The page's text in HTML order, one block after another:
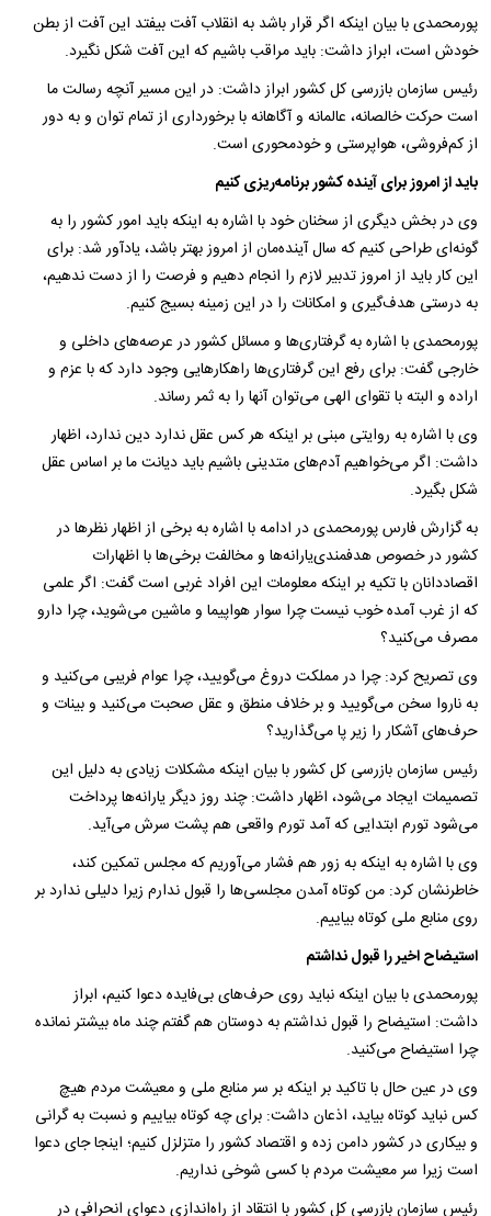
پورمحمدی با بیان اینکه اگر قرار باشد به انقلاب آفت بیفتد این آفت از بطن
خودش است،‌ ابراز داشت: باید مراقب باشیم که این آفت شکل نگیرد.
رئیس سازمان بازرسی کل کشور ابراز داشت: در این مسیر آنچه رسالت ما
است حرکت خالصانه، عالمانه و آگاهانه با برخورداری از تمام توان و به دور
از کم‌فروشی، هواپرستی و خودمحوری است.
باید از امروز برای آینده کشور برنامه‌ریزی کنیم
وی در بخش دیگری از سخنان خود با اشاره به اینکه باید امور کشور را به
گونه‌ای طراحی کنیم که سال آینده‌مان از امروز بهتر باشد، یادآور شد: برای
این کار باید از امروز تدبیر لازم را انجام دهیم و فرصت را از دست ندهیم،
به درستی هدف‌گیری و امکانات را در این زمینه بسیج کنیم.
پورمحمدی با اشاره به گرفتاری‌ها و مسائل کشور در عرصه‌‌های داخلی و
خارجی گفت: برای رفع این گرفتاری‌ها راهکار‌هایی وجود دارد که با عزم و
اراده و البته با تقوای الهی می‌توان آنها را به ثمر رساند.
وی با اشاره به روایتی مبنی بر اینکه هر کس عقل ندارد دین ندارد، اظهار
داشت: اگر می‌خواهیم آدم‌های متدینی باشیم باید دیانت ما بر اساس عقل
شکل بگیرد.
به گزارش فارس پورمحمدی در ادامه با اشاره به برخی از اظهار نظر‌ها در
کشور در خصوص هدفمندی‌یارانه‌ها و مخالفت برخی‌ها با اظهارات
اقصاد‌دانان با تکیه بر اینکه معلومات این افراد غربی است گفت: اگر علمی
که از غرب آمده خوب نیست چرا سوار هواپیما و ماشین می‌شوید، چرا دارو
مصرف می‌کنید؟
وی تصریح کرد: چرا در مملکت دروغ می‌گویید، چرا عوام فریبی می‌کنید و
به ناروا سخن می‌گویید و بر خلاف منطق و عقل صحبت می‌کنید و بینات و
حرف‌های آشکار را زیر پا می‌گذارید؟
رئیس سازمان بازرسی کل کشور با بیان اینکه مشکلات زیادی به دلیل این
تصمیمات ایجاد می‌‌شود، اظهار داشت: چند روز دیگر یارانه‌ها پرداخت
می‌شود تورم ابتدایی که آمد تورم واقعی هم پشت سرش می‌آید.
وی با اشاره به اینکه به زور هم فشار می‌آوریم که مجلس تمکین کند،
خاطرنشان کرد: من کوتاه آمدن مجلسی‌ها را قبول ندارم زیرا دلیلی ندارد بر
روی منابع ملی کوتاه بیاییم.
استیضاح اخیر را قبول نداشتم
پورمحمدی با بیان اینکه نباید ‌روی حرف‌های بی‌فایده دعوا کنیم،‌ ابراز
داشت: استیضاح را قبول نداشتم به دوستان هم گفتم چند ماه بیشتر نمانده
چرا استیضاح می‌کنید.
وی در عین حال با تاکید بر اینکه بر سر منابع ملی و معیشت مردم هیچ
کس نباید کوتاه بیاید، اذعان داشت: برای چه کوتاه بیاییم و نسبت به گرانی
و بیکاری در کشور دامن زده و اقتصاد کشور را متزلزل کنیم؛ اینجا جای دعوا
است زیرا سر معیشت مردم با کسی شوخی نداریم.
رئیس سازمان بازرسی کل کشور با انتقاد از راه‌اندازی دعوای انحرافی در